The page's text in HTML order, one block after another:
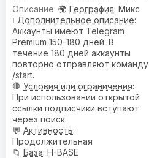
🌍 География: Микс
ℹ️ Дополнительное описание:
Аккаунты имеют Telegram
Premium 150-180 дней. В
течение 180 дней аккаунты
повторно отправляют команду
/start.
🛑 Условия или ограничения:
При использовании открытой
ссылки подписчики вступают
через поиск.
💬 Активность:
Продолжительная
📁 База: H-BASE